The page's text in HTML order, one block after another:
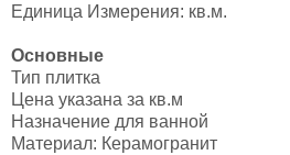
Единица Измерения: кв.м.
Основные
Тип плитка
Цена указана за кв.м
Назначение для ванной
Материал: Керамогранит